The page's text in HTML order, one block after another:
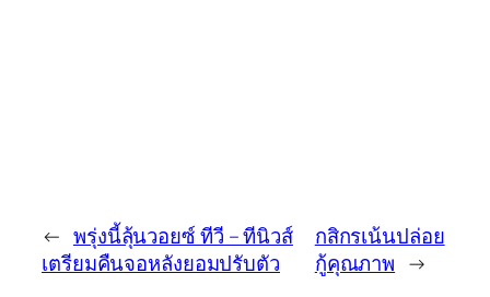
← พรุ่งนี้ลุ้นวอยซ์ ทีวี – ทีนิวส์
เตรียมคืนจอหลังยอมปรับตัว
กสิกรเน้นปล่อย
กู้คุณภาพ →